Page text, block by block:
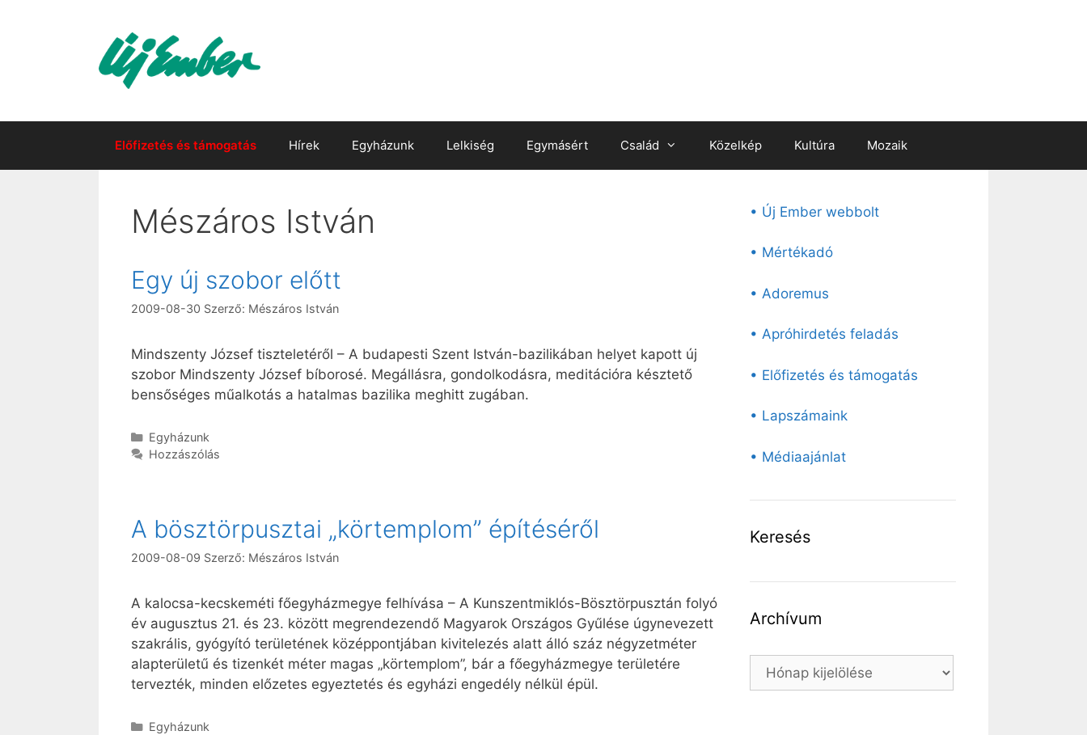
Előfizetés és támogatás Hírek Egyházunk Lelkiség Egymásért Család Közelkép Kultúra Mozaik
Mészáros István
Egy új szobor előtt
2009-08-30 Szerző: Mészáros István
Mindszenty József tiszteletéről – A budapesti Szent István-bazilikában helyet kapott új
szobor Mindszenty József bíborosé. Megállásra, gondolkodásra, meditációra késztető
bensőséges műalkotás a hatalmas bazilika meghitt zugában.
Kategória
Egyházunk
Hozzászólás
A bösztörpusztai „körtemplom” építéséről
2009-08-09 Szerző: Mészáros István
A kalocsa-kecskeméti főegyházmegye felhívása – A Kunszentmiklós-Bösztörpusztán folyó
év augusztus 21. és 23. között megrendezendő Magyarok Országos Gyűlése úgynevezett
szakrális, gyógyító területének középpontjában kivitelezés alatt álló száz négyzetméter
alapterületű és tizenkét méter magas „körtemplom”, bár a főegyházmegye területére
tervezték, minden előzetes egyeztetés és egyházi engedély nélkül épül.
Kategória
Egyházunk
• Új Ember webbolt
• Mértékadó
• Adoremus
• Apróhirdetés feladás
• Előfizetés és támogatás
• Lapszámaink
• Médiaajánlat
Keresés
Archívum
Archívum